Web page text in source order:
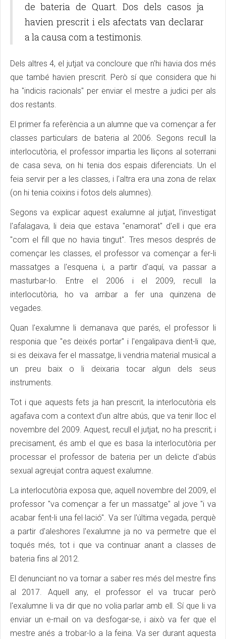
de bateria de Quart. Dos dels casos ja
havien prescrit i els afectats van declarar
a la causa com a testimonis.
Dels altres 4, el jutjat va concloure que n'hi havia dos més
que també havien prescrit. Però sí que considera que hi
ha "indicis racionals" per enviar el mestre a judici per als
dos restants.
El primer fa referència a un alumne que va començar a fer
classes particulars de bateria al 2006. Segons recull la
interlocutòria, el professor impartia les lliçons al soterrani
de casa seva, on hi tenia dos espais diferenciats. Un el
feia servir per a les classes, i l'altra era una zona de relax
(on hi tenia coixins i fotos dels alumnes).
Segons va explicar aquest exalumne al jutjat, l'investigat
l'afalagava, li deia que estava "enamorat" d'ell i que era
"com el fill que no havia tingut". Tres mesos després de
començar les classes, el professor va començar a fer-li
massatges a l'esquena i, a partir d'aquí, va passar a
masturbar-lo. Entre el 2006 i el 2009, recull la
interlocutòria, ho va arribar a fer una quinzena de
vegades.
Quan l'exalumne li demanava que parés, el professor li
responia que "es deixés portar" i l'engalipava dient-li que,
si es deixava fer el massatge, li vendria material musical a
un preu baix o li deixaria tocar algun dels seus
instruments.
Tot i que aquests fets ja han prescrit, la interlocutòria els
agafava com a context d'un altre abús, que va tenir lloc el
novembre del 2009. Aquest, recull el jutjat, no ha prescrit; i
precisament, és amb el que es basa la interlocutòria per
processar el professor de bateria per un delicte d'abús
sexual agreujat contra aquest exalumne.
La interlocutòria exposa que, aquell novembre del 2009, el
professor "va començar a fer un massatge" al jove "i va
acabar fent-li una fel·lació". Va ser l'última vegada, perquè
a partir d'aleshores l'exalumne ja no va permetre que el
toqués més, tot i que va continuar anant a classes de
bateria fins al 2012.
El denunciant no va tornar a saber res més del mestre fins
al 2017. Aquell any, el professor el va trucar però
l'exalumne li va dir que no volia parlar amb ell. Sí que li va
enviar un e-mail on va desfogar-se, i això va fer que el
mestre anés a trobar-lo a la feina. Va ser durant aquesta